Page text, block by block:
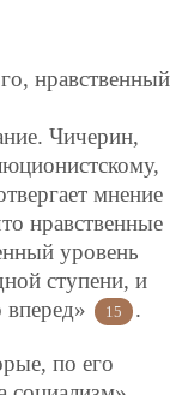
нравственный
Чичерин,
мнение
нравственные
уровень
ступени, и
вперед»
15 .
по его